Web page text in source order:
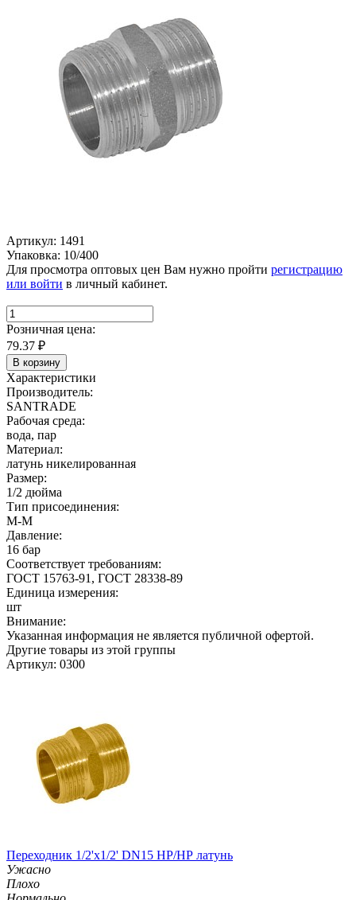
Артикул: 1491
Упаковка: 10/400
Для просмотра оптовых цен Вам нужно пройти регистрацию
или войти в личный кабинет.
Розничная цена:
79.37 ₽
В корзину
Характеристики
Производитель:
SANTRADE
Рабочая среда:
вода, пар
Материал:
латунь никелированная
Размер:
1/2 дюйма
Тип присоединения:
М-М
Давление:
16 бар
Соответствует требованиям:
ГОСТ 15763-91, ГОСТ 28338-89
Единица измерения:
шт
Внимание:
Указанная информация не является публичной офертой.
Другие товары из этой группы
Артикул: 0300
Переходник 1/2'х1/2' DN15 НР/НР латунь
Ужасно
Плохо